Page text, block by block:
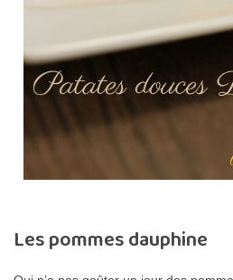
Les pommes dauphine